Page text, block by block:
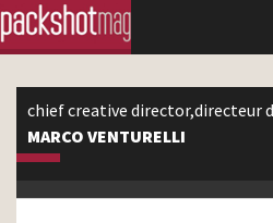
chief creative director,directeur
MARCO VENTURELLI